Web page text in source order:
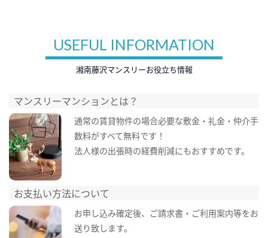
USEFUL INFORMATION
湘南藤沢マンスリーお役立ち情報
マンスリーマンションとは？
通常の賃貸物件の場合必要な敷金・礼金・仲介手
数料がすべて無料です！
法人様の出張時の経費削減にもおすすめです。
お支払い方法について
お申し込み確定後、ご請求書・ご利用案内等をお
送り致します。